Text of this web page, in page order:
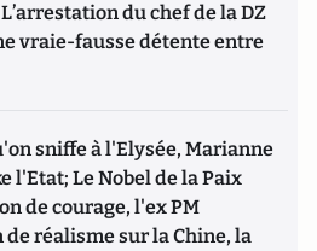
du chef de la DZ
vraie-fausse détente entre
sniffe à l'Elysée, Marianne
l'Etat; Le Nobel de la Paix
de courage, l'ex PM
réalisme sur la Chine, la